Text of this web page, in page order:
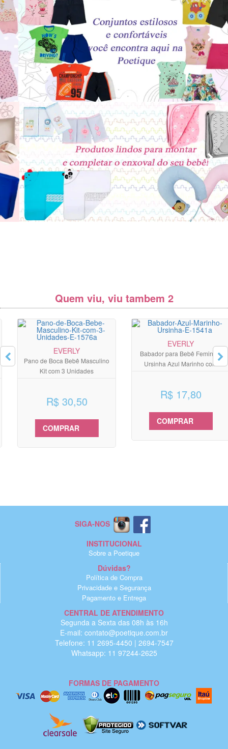
Quem viu, viu tambem 2
EVERLY
Pano de Boca Bebê Masculino
Kit com 3 Unidades
R$ 30,50
COMPRAR
EVERLY
Babador para Bebê Feminino
Ursinha Azul Marinho com
R$ 17,80
COMPRAR
SIGA-NOS
INSTITUCIONAL
Sobre a Poetique
Dúvidas?
Política de Compra
Privacidade e Segurança
Pagamento e Entrega
CENTRAL DE ATENDIMENTO
Segunda a Sexta das 08h às 16h
E-mail: contato@poetique.com.br
Telefone: 11 2695-4450 | 2694-7547
Whatsapp: 11 97244-2625
FORMAS DE PAGAMENTO